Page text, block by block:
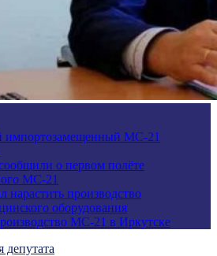
импортозамещенный МС-21
о первом полёте
МС-21
производство
оборудования
МС-21 в Иркутске